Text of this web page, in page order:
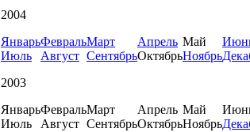
2004
ЯнварьФевральМарт Апрель Май
Июль
Август СентябрьОктябрьНоябрь
2003
ЯнварьФевральМарт Апрель Май
Июль
Август СентябрьОктябрьНоябрь